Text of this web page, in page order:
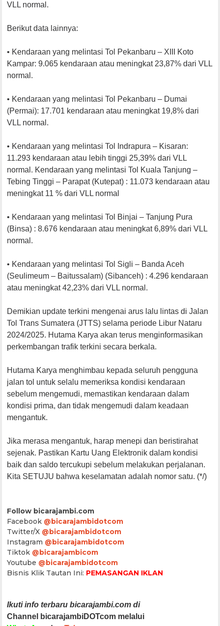
VLL normal.
Berikut data lainnya:
•⁠ ⁠Kendaraan yang melintasi Tol Pekanbaru – XIII Koto
Kampar: 9.065 kendaraan atau meningkat 23,87% dari VLL
normal.
•⁠ ⁠Kendaraan yang melintasi Tol Pekanbaru – Dumai
(Permai): 17.701 kendaraan atau meningkat 19,8% dari
VLL normal.
•⁠ ⁠Kendaraan yang melintasi Tol Indrapura – Kisaran:
11.293 kendaraan atau lebih tinggi 25,39% dari VLL
normal. Kendaraan yang melintasi Tol Kuala Tanjung –
Tebing Tinggi – Parapat (Kutepat) : 11.073 kendaraan atau
meningkat 11 % dari VLL normal
•⁠ ⁠Kendaraan yang melintasi Tol Binjai – Tanjung Pura
(Binsa) : 8.676 kendaraan atau meningkat 6,89% dari VLL
normal.
•⁠ ⁠Kendaraan yang melintasi Tol Sigli – Banda Aceh
(Seulimeum – Baitussalam) (Sibanceh) : 4.296 kendaraan
atau meningkat 42,23% dari VLL normal.
Demikian update terkini mengenai arus lalu lintas di Jalan
Tol Trans Sumatera (JTTS) selama periode Libur Nataru
2024/2025. Hutama Karya akan terus menginformasikan
perkembangan trafik terkini secara berkala.
Hutama Karya menghimbau kepada seluruh pengguna
jalan tol untuk selalu memeriksa kondisi kendaraan
sebelum mengemudi, memastikan kendaraan dalam
kondisi prima, dan tidak mengemudi dalam keadaan
mengantuk.
Jika merasa mengantuk, harap menepi dan beristirahat
sejenak. Pastikan Kartu Uang Elektronik dalam kondisi
baik dan saldo tercukupi sebelum melakukan perjalanan.
Kita SETUJU bahwa keselamatan adalah nomor satu. (*/)
Follow bicarajambi.com
Facebook @bicarajambidotcom
Twitter/X @bicarajambidotcom
Instagram @bicarajambidotcom
Tiktok @bicarajambicom
Youtube @bicarajambidotcom
Bisnis Klik Tautan Ini: PEMASANGAN IKLAN
Ikuti info terbaru bicarajambi.com di
Channel bicarajambiDOTcom melalui